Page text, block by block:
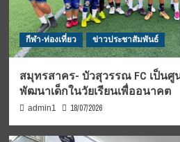
กีฬา-ท่องเที่ยว ข่าวประชาสัมพันธ์
สมุทรสาคร- บัวสุวรรณ FC เป็นศู
พัฒนาเด็กในวัยเรียนเพื่ออนาคต
admin1 18/07/2026